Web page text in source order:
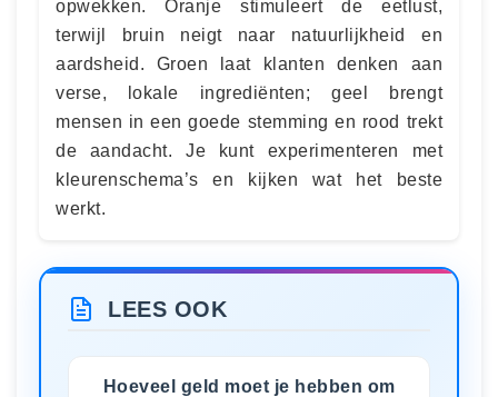
opwekken. Oranje stimuleert de eetlust,
terwijl bruin neigt naar natuurlijkheid en
aardsheid. Groen laat klanten denken aan
verse, lokale ingrediënten; geel brengt
mensen in een goede stemming en rood trekt
de aandacht. Je kunt experimenteren met
kleurenschema’s en kijken wat het beste
werkt.
LEES OOK
Hoeveel geld moet je hebben om